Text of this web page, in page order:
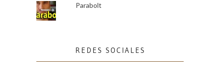
Parabolt
REDES SOCIALES